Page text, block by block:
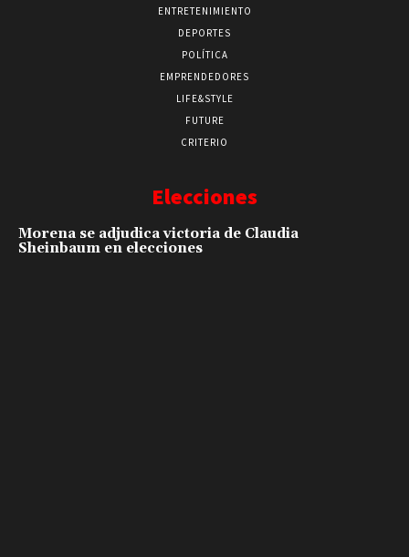
ENTRETENIMIENTO
DEPORTES
POLÍTICA
EMPRENDEDORES
LIFE&STYLE
FUTURE
CRITERIO
Elecciones
Morena se adjudica victoria de Claudia
Sheinbaum en elecciones